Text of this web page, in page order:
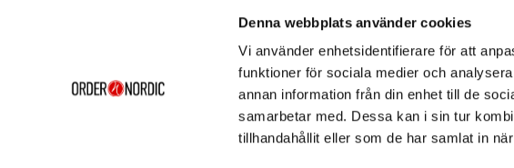
Denna webbplats använder cookies
Vi använder enhetsidentifierare för att
funktioner för sociala medier och
annan information från din enhet till de
samarbetar med. Dessa kan i sin tur
tillhandahållit eller som de har samlat in